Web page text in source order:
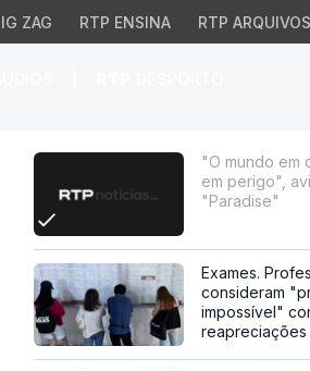
ZAG RTP ENSINA RTP ARQUIVOS
avisa"O mundo em
em perigo",
"Paradise"
Exames.
consideram
impossível"